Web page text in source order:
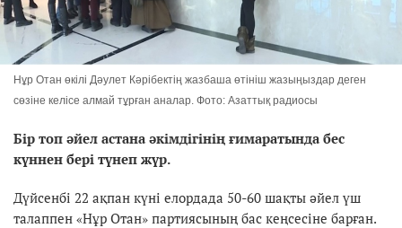
Нұр Отан өкілі Дәулет Кәрібектің жазбаша өтініш жазыңыздар деген
сөзіне келісе алмай тұрған аналар. Фото: Азаттық радиосы
Бір топ әйел астана әкімдігінің ғимаратында бес
күннен бері түнеп жүр.
Дүйсенбі 22 ақпан күні елордада 50-60 шақты әйел үш
талаппен «Нұр Отан» партиясының бас кеңсесіне барған.